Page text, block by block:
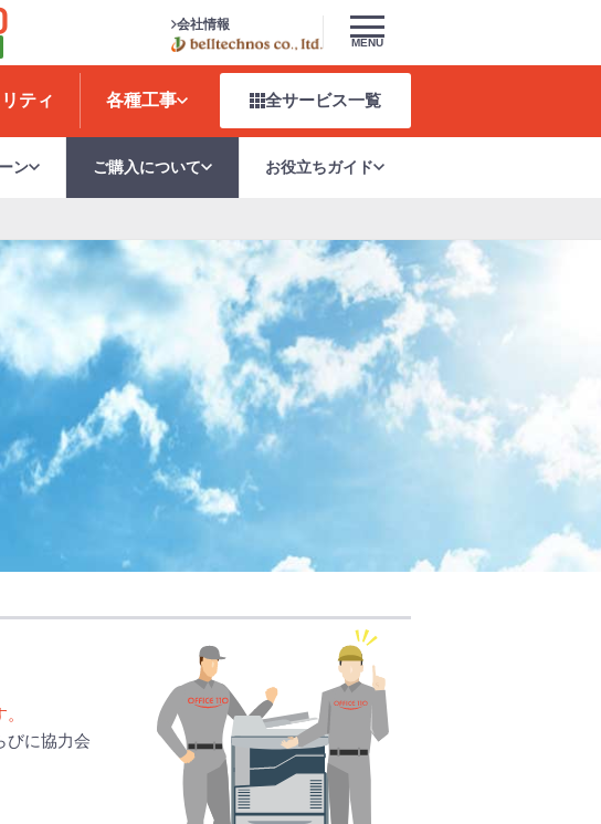
会社情報
MENU
ティ 各種工事 全サービス一覧
ン ご購入について お役立ちガイド
びに協力会